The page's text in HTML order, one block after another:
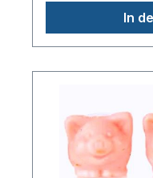
In